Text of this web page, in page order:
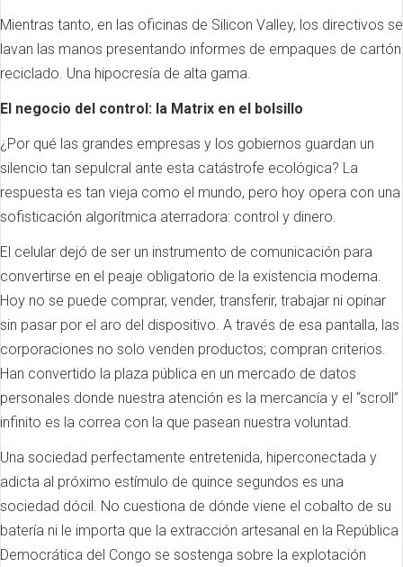
Mientras tanto, en las oficinas de Silicon Valley, los directivos se
lavan las manos presentando informes de empaques de cartón
reciclado. Una hipocresía de alta gama.
El negocio del control: la Matrix en el bolsillo
¿Por qué las grandes empresas y los gobiernos guardan un
silencio tan sepulcral ante esta catástrofe ecológica? La
respuesta es tan vieja como el mundo, pero hoy opera con una
sofisticación algorítmica aterradora: control y dinero.
El celular dejó de ser un instrumento de comunicación para
convertirse en el peaje obligatorio de la existencia moderna.
Hoy no se puede comprar, vender, transferir, trabajar ni opinar
sin pasar por el aro del dispositivo. A través de esa pantalla, las
corporaciones no solo venden productos; compran criterios.
Han convertido la plaza pública en un mercado de datos
personales donde nuestra atención es la mercancía y el “scroll”
infinito es la correa con la que pasean nuestra voluntad.
Una sociedad perfectamente entretenida, hiperconectada y
adicta al próximo estímulo de quince segundos es una
sociedad dócil. No cuestiona de dónde viene el cobalto de su
batería ni le importa que la extracción artesanal en la República
Democrática del Congo se sostenga sobre la explotación